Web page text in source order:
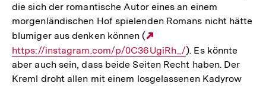
die sich der romantische Autor eines an einem
morgenländischen Hof spielenden Romans nicht hätte
blumiger aus denken können (
Link:
https://instagram.com/p/0C36UgiRh_/). Es könnte
aber auch sein, dass beide Seiten Recht haben. Der
Kreml droht allen mit einem losgelassenen Kadyrow